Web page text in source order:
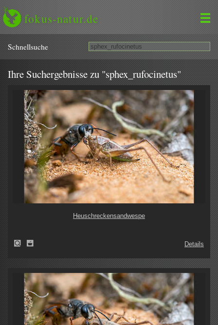
fokus-natur.de
Schnell­suche
Ihre Suchergebnisse zu "sphex_rufocinetus"
Heuschreckensandwespe
Details